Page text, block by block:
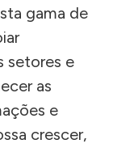
gama de
setores e
as
e
crescer,